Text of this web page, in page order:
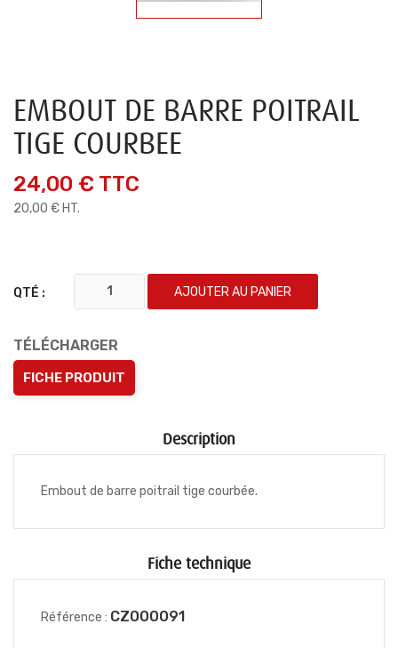
EMBOUT DE BARRE POITRAIL
TIGE COURBEE
24,00 € TTC
20,00 € HT.
QTÉ : AJOUTER AU PANIER
TÉLÉCHARGER
FICHE PRODUIT
Description
Embout de barre poitrail tige courbée.
Fiche technique
Référence : CZ000091